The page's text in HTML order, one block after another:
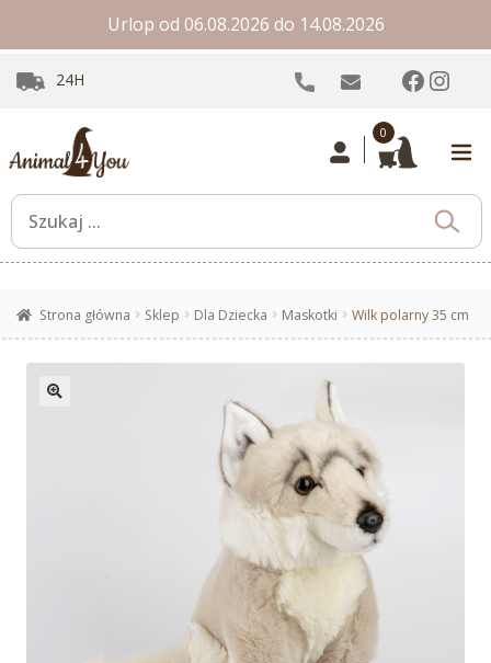
Urlop od 06.08.2026 do 14.08.2026
24H
0
Strona główna Sklep Dla Dziecka Maskotki Wilk polarny 35 cm